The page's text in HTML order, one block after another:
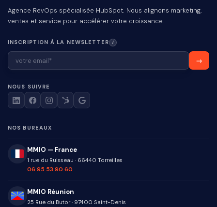
Agence RevOps spécialisée HubSpot. Nous alignons marketing,
ventes et service pour accélérer votre croissance.
INSCRIPTION À LA NEWSLETTER I
NOUS SUIVRE
NOS BUREAUX
MMIO — France
1 rue du Ruisseau · 66440 Torreilles
06 95 53 90 60
MMIO Réunion
25 Rue du Butor· 97400 Saint-Denis